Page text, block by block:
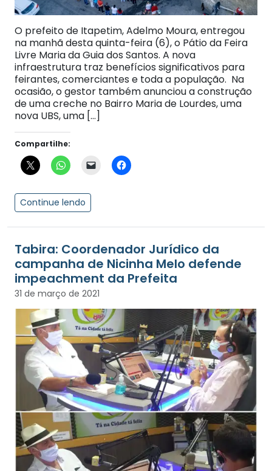
O prefeito de Itapetim, Adelmo Moura, entregou
na manhã desta quinta-feira (6), o Pátio da Feira
Livre Maria da Guia dos Santos. A nova
infraestrutura traz benefícios significativos para
feirantes, comerciantes e toda a população. Na
ocasião, o gestor também anunciou a construção
de uma creche no Bairro Maria de Lourdes, uma
nova UBS, uma […]
Compartilhe:
Continue lendo
Tabira: Coordenador Jurídico da
campanha de Nicinha Melo defende
impeachment da Prefeita
31 de março de 2021